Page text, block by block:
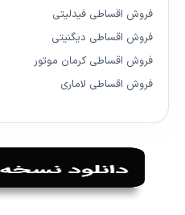
فروش اقساطی فیدلیتی
فروش اقساطی دیگنیتی
فروش اقساطی کرمان موتور
فروش اقساطی لاماری